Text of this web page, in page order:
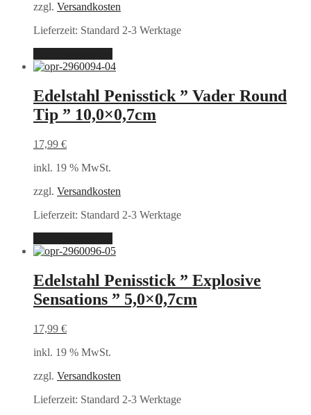
zzgl. Versandkosten
Lieferzeit: Standard 2-3 Werktage
Edelstahl Penisstick ” Vader Round
Tip ” 10,0×0,7cm
17,99 €
inkl. 19 % MwSt.
zzgl. Versandkosten
Lieferzeit: Standard 2-3 Werktage
Edelstahl Penisstick ” Explosive
Sensations ” 5,0×0,7cm
17,99 €
inkl. 19 % MwSt.
zzgl. Versandkosten
Lieferzeit: Standard 2-3 Werktage